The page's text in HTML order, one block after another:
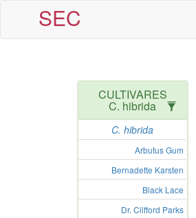
SEC
CULTIVARES
C. hibrida
C. hibrida
Arbutus Gum
Bernadette Karsten
Black Lace
Dr. Clifford Parks